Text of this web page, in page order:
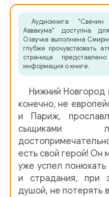
05
06
07
10
11
12
13
14
Аудиокнига
Аввакума" доступна
Озвучка выполнена
глубже прочувствовать
странице
информация о книге.
Нижний Новгород
конечно, не
и Париж,
сыщиками
есть свой герой! Он
уже успел понюхать
и страдания, при
душой, не потерять